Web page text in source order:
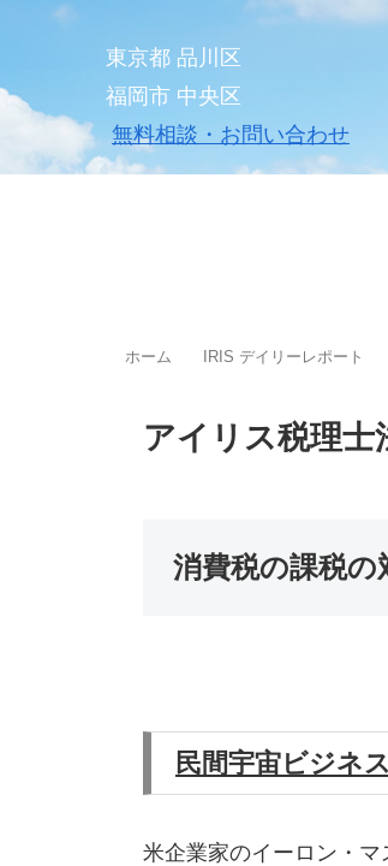
東京都 品川区
福岡市 中央区
無料相談・お問い合わせ
ホーム IRIS デイリーレポート
アイリス税理
消費税の課税の
民間宇宙ビジネ
米企業家のイーロン・